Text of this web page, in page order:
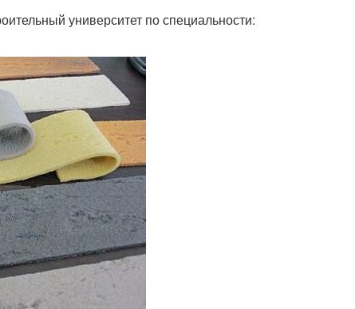
университет по специальности: